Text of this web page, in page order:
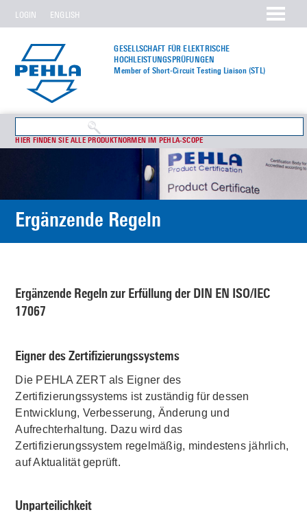
GESELLSCHAFT FÜR ELEKTRISCHE
HOCHLEISTUNGS­PRÜFUNGEN
Member of Short-Circuit Testing Liaison (STL)
LOGIN ENGLISH
HIER FINDEN SIE ALLE PRODUKTNORMEN IM PEHLA-SCOPE
Ergänzende Regeln
Ergänzende Regeln zur Erfüllung der DIN EN ISO/IEC
17067
Eigner des Zertifizierungssystems
Die PEHLA ZERT als Eigner des
Zertifizierungssystems ist zuständig für dessen
Entwicklung, Verbesserung, Änderung und
Aufrechterhaltung. Dazu wird das
Zertifizierungssystem regelmäßig, mindestens jährlich,
auf Aktualität geprüft.
Unparteilichkeit